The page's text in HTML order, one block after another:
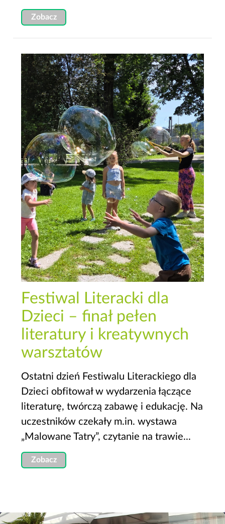
Zobacz
Festiwal Literacki dla
Dzieci – finał pełen
literatury i kreatywnych
warsztatów
Ostatni dzień Festiwalu Literackiego dla
Dzieci obfitował w wydarzenia łączące
literaturę, twórczą zabawę i edukację. Na
uczestników czekały m.in. wystawa
„Malowane Tatry”, czytanie na trawie...
Zobacz